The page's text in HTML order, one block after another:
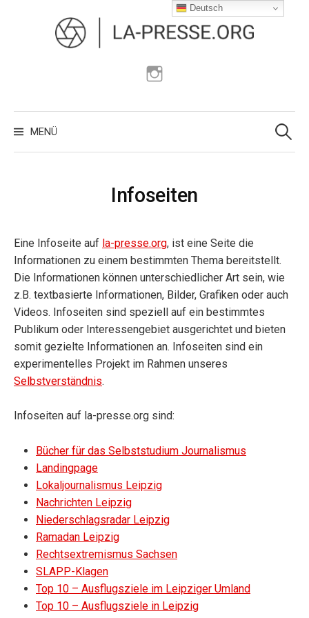
überspringen
MENÜ
Suchen
nach:
Infoseiten
Eine Infoseite auf la-presse.org, ist eine Seite die
Informationen zu einem bestimmten Thema bereitstellt.
Die Informationen können unterschiedlicher Art sein, wie
z.B. textbasierte Informationen, Bilder, Grafiken oder auch
Videos. Infoseiten sind speziell auf ein bestimmtes
Publikum oder Interessengebiet ausgerichtet und bieten
somit gezielte Informationen an. Infoseiten sind ein
experimentelles Projekt im Rahmen unseres
Selbstverständnis.
Infoseiten auf la-presse.org sind:
Bücher für das Selbststudium Journalismus
Landingpage
Lokaljournalismus Leipzig
Nachrichten Leipzig
Niederschlagsradar Leipzig
Ramadan Leipzig
Rechtsextremismus Sachsen
SLAPP-Klagen
Top 10 – Ausflugsziele im Leipziger Umland
Top 10 – Ausflugsziele in Leipzig
Deutsch